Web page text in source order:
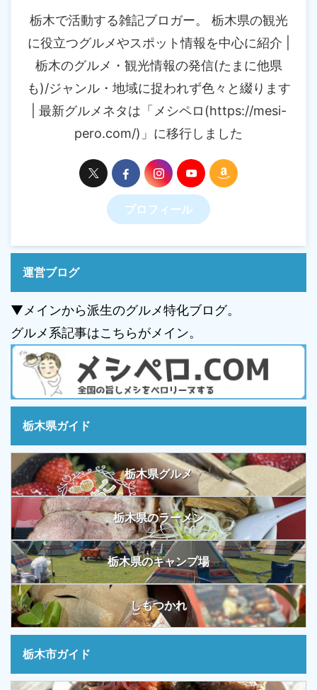
栃木で活動する雑記ブロガー。 栃木県の観光
に役立つグルメやスポット情報を中心に紹介 |
栃木のグルメ・観光情報の発信(たまに他県
も)/ジャンル・地域に捉われず色々と綴ります
| 最新グルメネタは「メシペロ(https://mesi-
pero.com/)」に移行しました
プロフィール
運営ブログ
▼メインから派生のグルメ特化ブログ。
グルメ系記事はこちらがメイン。
栃木県ガイド
栃木県グルメ
栃木県のラーメン
栃木県のキャンプ場
しもつかれ
栃木市ガイド